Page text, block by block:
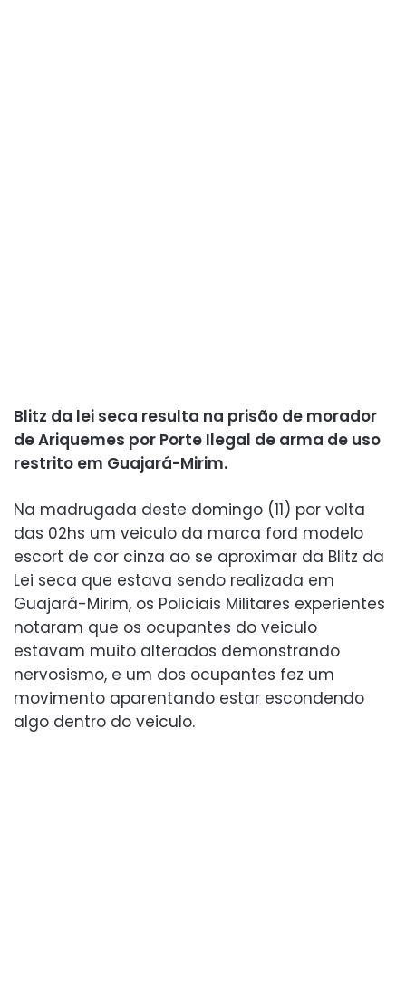
Blitz da lei seca resulta na prisão de morador
de Ariquemes por Porte Ilegal de arma de uso
restrito em Guajará-Mirim.
Na madrugada deste domingo (11) por volta
das 02hs um veiculo da marca ford modelo
escort de cor cinza ao se aproximar da Blitz da
Lei seca que estava sendo realizada em
Guajará-Mirim, os Policiais Militares experientes
notaram que os ocupantes do veiculo
estavam muito alterados demonstrando
nervosismo, e um dos ocupantes fez um
movimento aparentando estar escondendo
algo dentro do veiculo.